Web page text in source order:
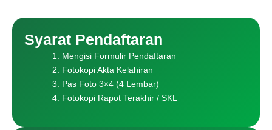
Syarat Pendaftaran
Mengisi Formulir Pendaftaran
Fotokopi Akta Kelahiran
Pas Foto 3×4 (4 Lembar)
Fotokopi Rapot Terakhir / SKL